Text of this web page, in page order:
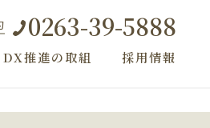
0263-39-5888
DX推進の取組 採用情報